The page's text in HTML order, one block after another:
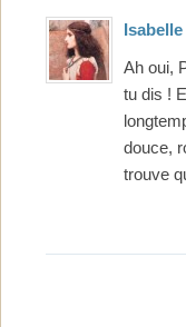
Ah oui,
tu dis !
douce,
trouve